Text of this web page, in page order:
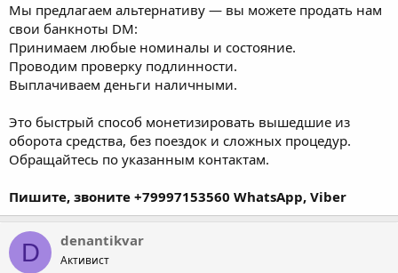
Мы предлагаем альтернативу — вы можете продать нам
свои банкноты DM:
Принимаем любые номиналы и состояние.
Проводим проверку подлинности.
Выплачиваем деньги наличными.
Это быстрый способ монетизировать вышедшие из
оборота средства, без поездок и сложных процедур.
Обращайтесь по указанным контактам.
Пишите, звоните +79997153560 WhatsApp, Viber
D denantikvar
Активист